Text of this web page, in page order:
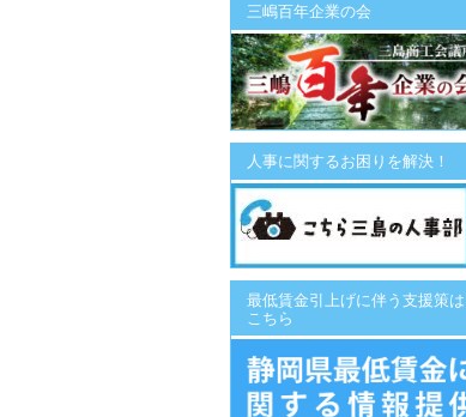
三嶋百年企業の会
人事に関するお困りを解決！
最低賃金引上げに伴う支援策は
こちら